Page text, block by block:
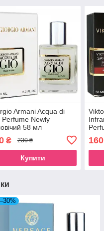
Armani Acqua di
Perfume Newly
58 мл
₴ 230 ₴
Купити
160
–30%